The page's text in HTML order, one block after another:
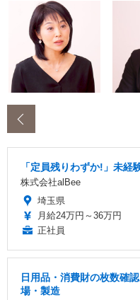
「定員残りわずか!」未
株式会社alBee
埼玉県
月給24万円～36万円
正社員
日用品・消費財の枚数確
場・製造